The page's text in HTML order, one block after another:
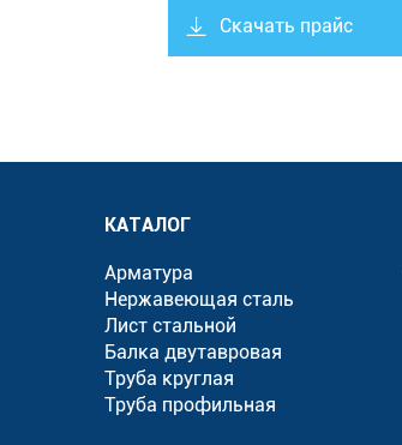
Скачать прайс
КАТАЛОГ
Арматура
Нержавеющая сталь
Лист стальной
Балка двутавровая
Труба круглая
Труба профильная